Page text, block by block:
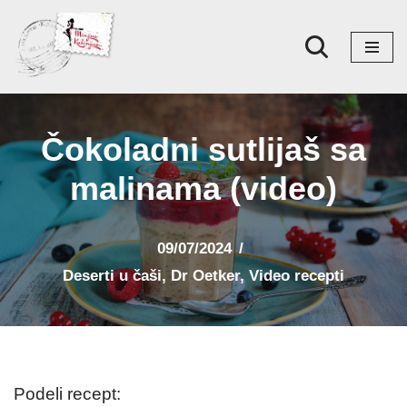
Skoči
na
Čokoladni sutlijaš sa
malinama (video)
09/07/2024
Deserti u čaši, Dr Oetker, Video recepti
Podeli recept: